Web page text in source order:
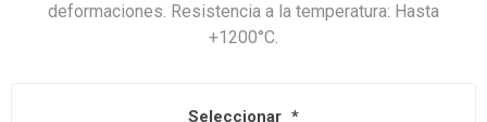
deformaciones. Resistencia a la temperatura: Hasta
+1200°C.
Seleccionar *